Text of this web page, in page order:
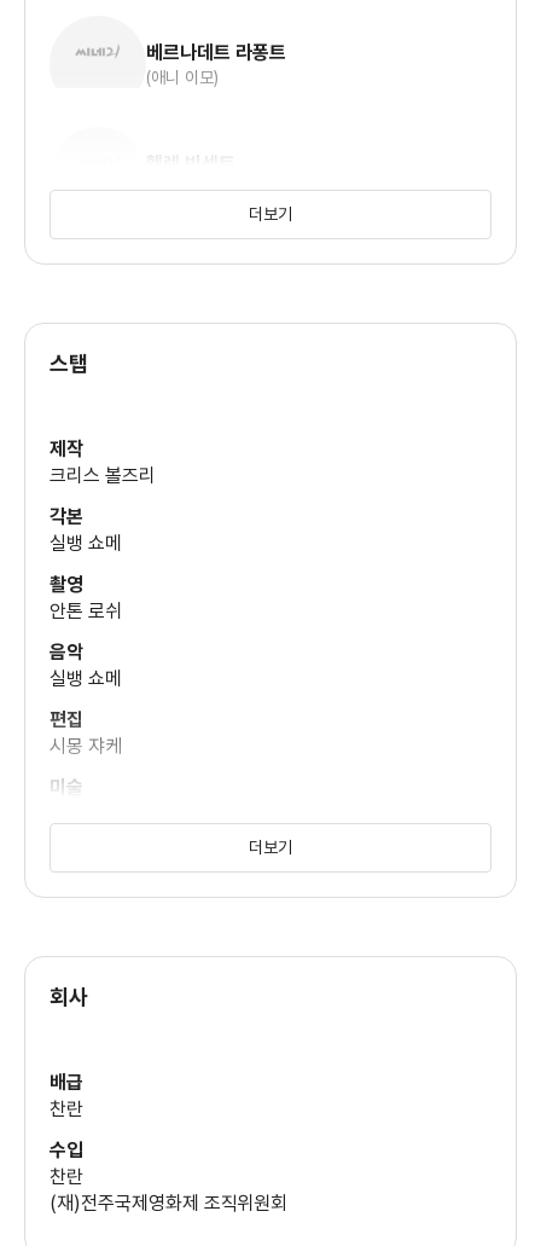
베르나데트 라퐁트
(애니 이모)
헬렌 빈센트
(안나 이모)
더보기
스탭
제작
크리스 볼즈리
각본
실뱅 쇼메
촬영
안톤 로쉬
음악
실뱅 쇼메
편집
시몽 쟈케
미술
더보기
회사
배급
찬란
수입
찬란
(재)전주국제영화제 조직위원회